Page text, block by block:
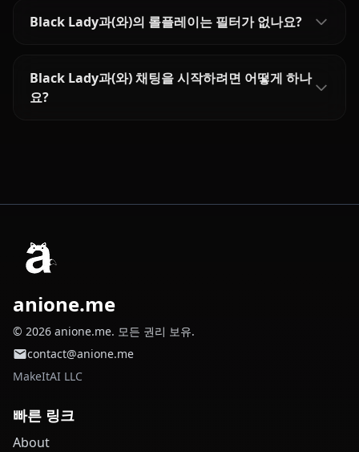
Black Lady과(와)의 롤플레이는 필터가 없나요?
Black Lady과(와) 채팅을 시작하려면 어떻게 하나
요?
anione.me
© 2026 anione.me. 모든 권리 보유.
contact@anione.me
MakeItAI LLC
빠른 링크
About